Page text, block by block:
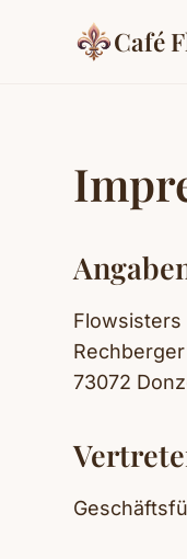
Café
Flowsisters
73072